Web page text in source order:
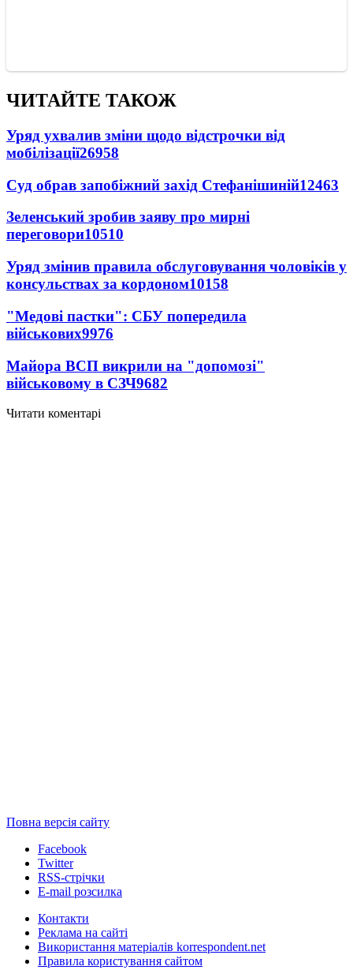
ЧИТАЙТЕ ТАКОЖ
Уряд ухвалив зміни щодо відстрочки від
мобілізації26958
Суд обрав запобіжний захід Стефанішиній12463
Зеленський зробив заяву про мирні
переговори10510
Уряд змінив правила обслуговування чоловіків у
консульствах за кордоном10158
"Медові пастки": СБУ попередила
військових9976
Майора ВСП викрили на "допомозі"
військовому в СЗЧ9682
Читати коментарі
Повна версія сайту
Facebook
Twitter
RSS-стрічки
E-mail розсилка
Контакти
Реклама на сайті
Використання матеріалів korrespondent.net
Правила користування сайтом